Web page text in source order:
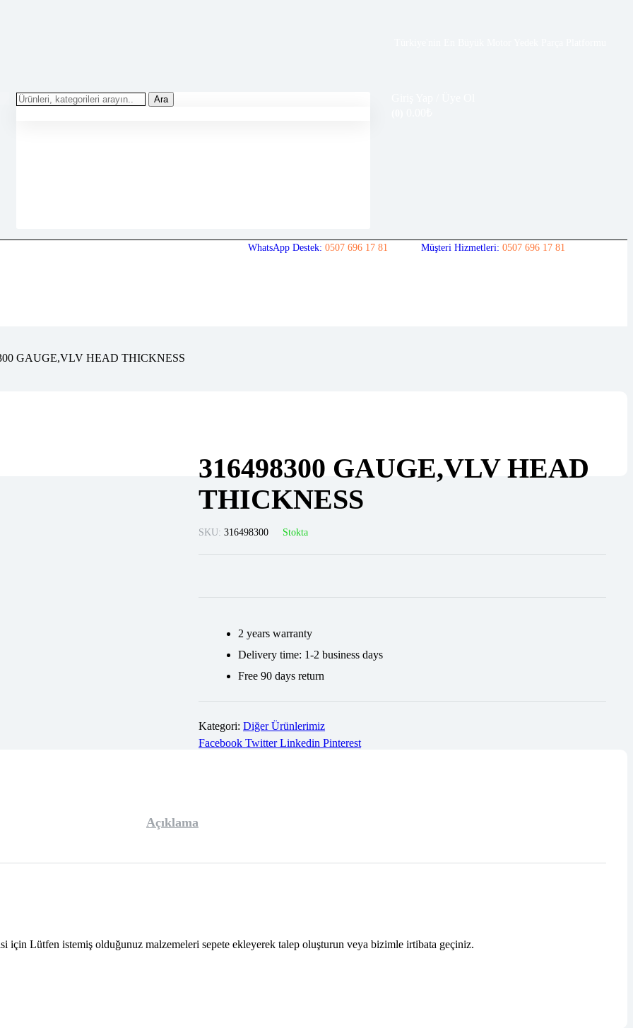
Ara
WhatsApp Destek: 0507 696 17 81 Müşteri Hizmetleri: 0507 696 17 81
GAUGE,VLV HEAD THICKNESS
316498300 GAUGE,VLV HEAD
THICKNESS
SKU:316498300 Stokta
2 years warranty
Delivery time: 1-2 business days
Free 90 days return
Kategori:Diğer Ürünlerimiz
Facebook Twitter Linkedin Pinterest
Açıklama
Lütfen istemiş olduğunuz malzemeleri sepete ekleyerek talep oluşturun veya bizimle irtibata geçiniz.